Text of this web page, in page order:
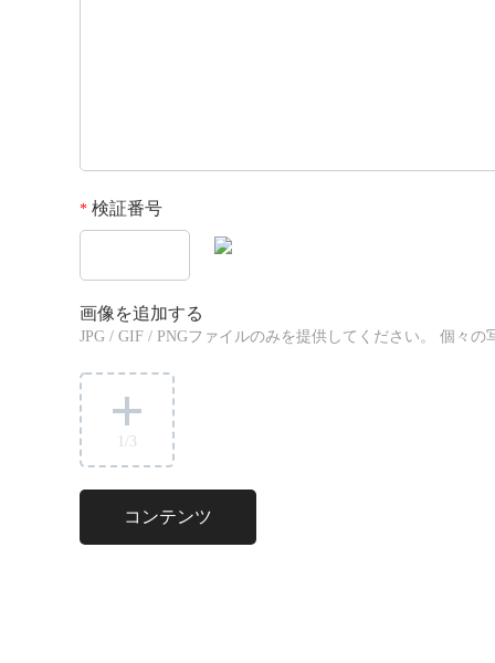
* 検証番号
画像を追加する
JPG / GIF / PNGファイルのみを提供してください。 個々
/3